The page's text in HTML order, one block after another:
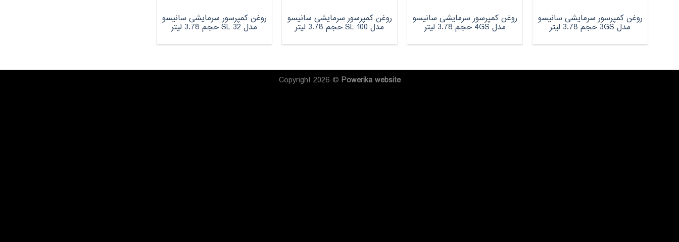
روغن کمپرسور سرمایشی سانیسو
مدل 3GS حجم 3.78 لیتر
روغن کمپرسور سرمایشی سانیسو
مدل 4GS حجم 3.78 لیتر
روغن کمپرسور سرمایشی سانیسو
مدل SL 100 حجم 3.78 لیتر
روغن کمپرسور سرمایشی سانیسو
مدل SL 32 حجم 3.78 لیتر
Copyright 2026 © Powerikawebsite